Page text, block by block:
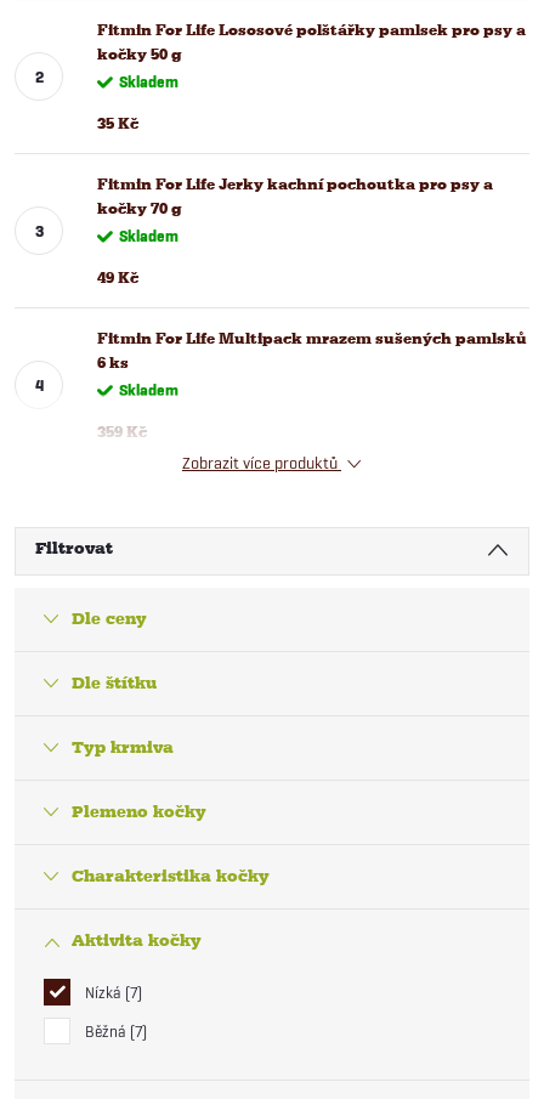
Fitmin For Life Lososové polštářky pamlsek pro psy a
kočky 50 g
Skladem
35 Kč
Fitmin For Life Jerky kachní pochoutka pro psy a
kočky 70 g
Skladem
49 Kč
Fitmin For Life Multipack mrazem sušených pamlsků
6 ks
Skladem
359 Kč
Zobrazit více produktů
Filtrovat
Dle ceny
Dle štítku
Typ krmiva
Plemeno kočky
Charakteristika kočky
Aktivita kočky
Nízká 7
Běžná 7